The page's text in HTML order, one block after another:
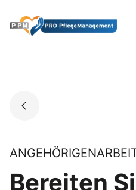
content
Go to landing page.
Bereiten